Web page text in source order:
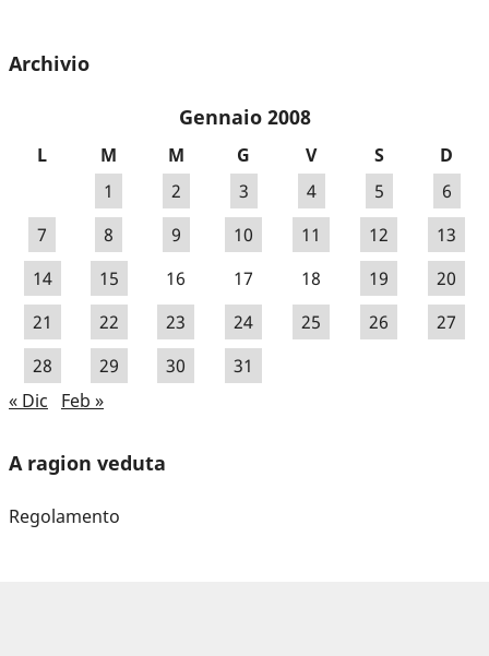
Archivio
Gennaio 2008
L M M G V S
D
1
2 3 4 5
6
7
8 9 10 11 12
13
14
15 16 17 18 19
20
21
22 23 24 25 26
27
28
29 30
31
« Dic
Feb »
A ragion veduta
Regolamento